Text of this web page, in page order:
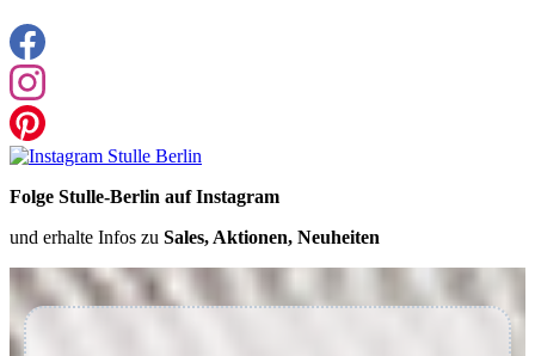
Folge Stulle-Berlin auf Instagram
und erhalte Infos zu Sales, Aktionen, Neuheiten